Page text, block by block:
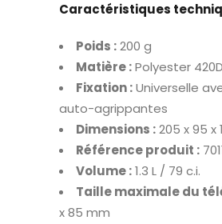
Caractéristiques
Poids :200 g
Matière :Polyester
Fixation :Universelle
auto-agrippantes
Dimensions :205 x 95 x
Référence produit :
Volume :1.3 L / 79 c.i.
Taille maximale du
x 85 mm